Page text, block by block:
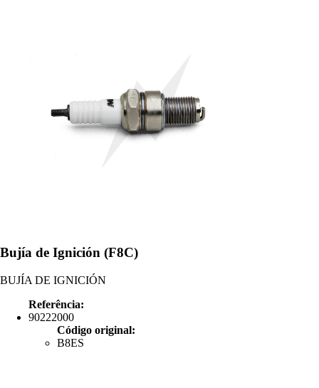
Bujía de Ignición (F8C)
BUJÍA DE IGNICIÓN
Referência:
90222000
Código original:
B8ES